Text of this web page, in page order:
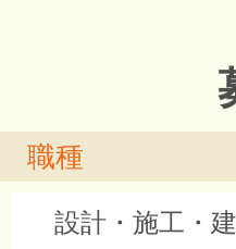
職種
設計・施工・